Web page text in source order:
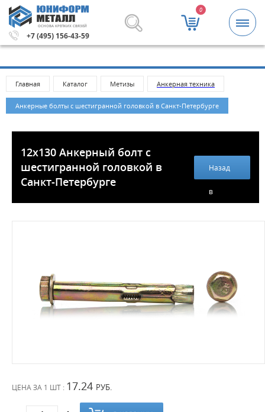
ОСНОВА КРЕПКИХ СВЯЗЕЙ
+7 (495) 156-43-59
0
Метизы и крепежные изделия оптом. Минимальная
Главная Каталог Метизы Анкерная техника
Анкерные болты с шестигранной головкой в Санкт-Петербурге
12х130 Анкерный болт с
шестигранной головкой в
Санкт-Петербурге
Назад
в
ЦЕНА ЗА 1 ШТ : 17.24 РУБ.